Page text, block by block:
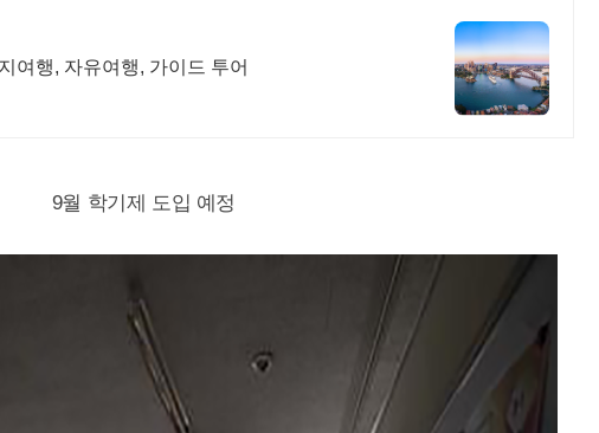
여행, 자유여행, 가이드 투어
9월 학기제 도입 예정